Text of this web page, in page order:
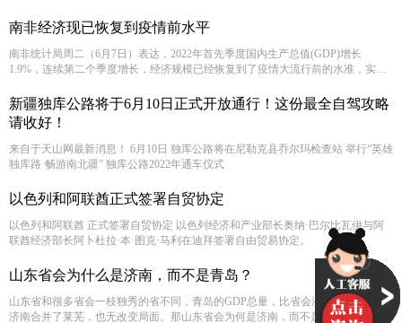
南非经济现已恢复到疫情前水平
南非统计局周二（6月7日）表达，2022年首先季度国内生产总值(GDP)增长
1.9%，连续第二个季度增长，经济规模已经恢复到了疫情大流行前的水准，实际
着四月第二季度出现的夸祖鲁-纳塔尔省毁灭性洪水对经济的影响只会反映在9月
发布的GDP统计结果中，该报告还在巨大地步上忽略了3月和四月南非出现的最近
一轮减载停电。
新疆独库公路将于6月10日正式开放通行！这份最全自驾攻略
请收好！
来自于天山网最新消息！ 6月10日 独库公路将在尼勒克县乔尔玛检查站 举行“英雄
独库路·畅游南北疆” 独库公路2022年通车仪式
以色列和阿联酋正式签署自贸协定
以色列和阿联酋 正式签署自贸协定 以色列经济和产业部长奥纳·巴尔比瓦伊与阿
联酋经济部长阿卜杜拉·本·图克·马利在迪拜签署自由贸易协定。
山东省会为什么是济南，而不是青岛？
山东省和很多省会一枝独秀的省不同，青岛的GDP总量，比省会济南要大，就算
济南合并了莱芜，也无改变局面。那山东省会为何是济南，而不是青岛？ 从历史